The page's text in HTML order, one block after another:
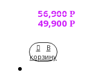
56,900 Р
49,900 Р
В
корзину